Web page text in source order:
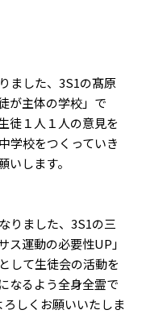
ました、3S1の髙原
が主体の学校」で
徒１人１人の意見を
学校をつくっていき
します。
りました、3S1の三
ス運動の必要性UP」
して生徒会の活動を
なるよう全身全霊で
しくお願いいたしま